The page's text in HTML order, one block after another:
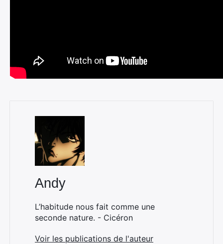
Andy
L’habitude nous fait comme une
seconde nature. - Cicéron
Voir les publications de l'auteur